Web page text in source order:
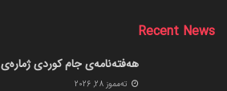
Recent News
هەفتەنامەی جام کوردی ژمارەی 432
ته‌مموز 28, 2026